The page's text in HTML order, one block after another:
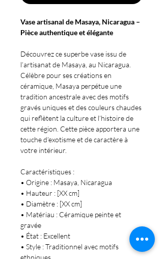
Vase artisanal de Masaya, Nicaragua –
Pièce authentique et élégante
Découvrez ce superbe vase issu de
l’artisanat de Masaya, au Nicaragua.
Célèbre pour ses créations en
céramique, Masaya perpétue une
tradition ancestrale avec des motifs
gravés uniques et des couleurs chaudes
qui reflètent la culture et l’histoire de
cette région. Cette pièce apportera une
touche d’exotisme et de caractère à
votre intérieur.
Caractéristiques :
• Origine : Masaya, Nicaragua
• Hauteur : [XX cm]
• Diamètre : [XX cm]
• Matériau : Céramique peinte et
gravée
• État : Excellent
• Style : Traditionnel avec motifs
ethniques